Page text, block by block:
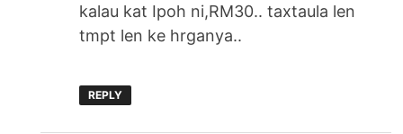
kalau kat Ipoh ni,RM30.. taxtaula len
tmpt len ke hrganya..
REPLY